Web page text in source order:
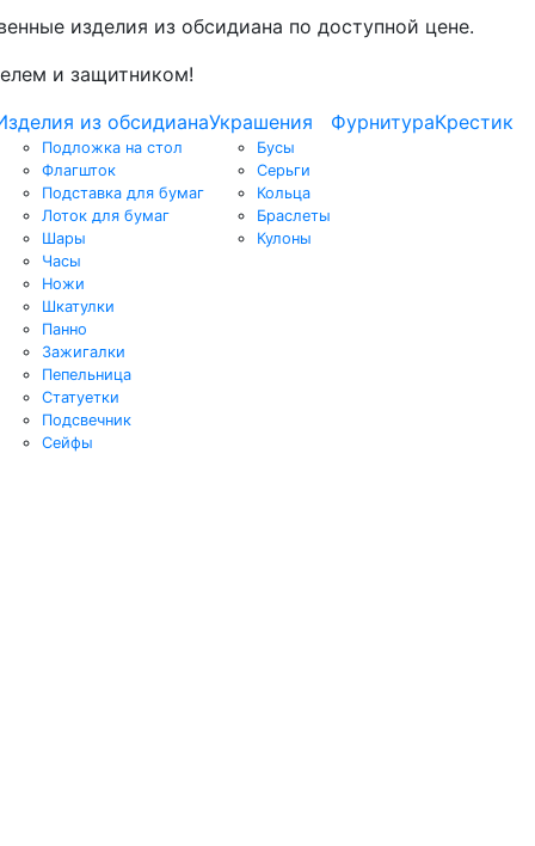
изделия из обсидиана по доступной цене.
и защитником!
из обсидиана
Подложка на стол
Флагшток
Подставка для бумаг
Лоток для бумаг
Шары
Часы
Ножи
Шкатулки
Панно
Зажигалки
Пепельница
Статуетки
Подсвечник
Сейфы
Украшения
Бусы
Серьги
Кольца
Браслеты
Кулоны
ФурнитураКрестик